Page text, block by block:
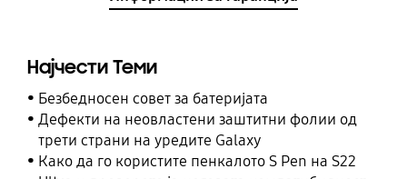
Најчести Теми
Безбедносен совет за батеријата
Дефекти на неовластени заштитни фолии од
трети страни на уредите Galaxy
Како да го користите пенкалото S Pen на S22